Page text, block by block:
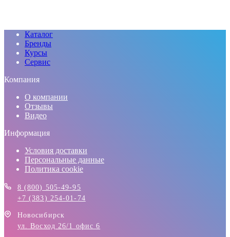
Каталог
Бренды
Курсы
Сервис
Компания
О компании
Отзывы
Видео
Информация
Условия доставки
Персональные данные
Политика cookie
8 (800) 505-49-95
+7 (383) 254-01-74
Новосибирск
ул. Восход 26/1 офис 6